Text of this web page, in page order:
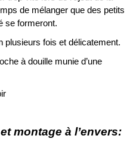
de mélanger que des petits
se formeront.
plusieurs fois et délicatement.
à douille munie d’une
montage à l’envers: